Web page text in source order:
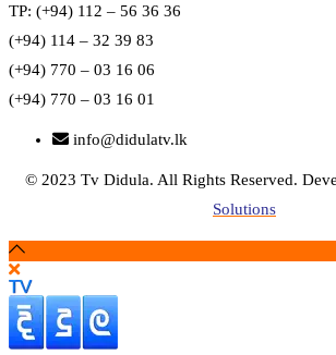
TP: (+94) 112 – 56 36 36
(+94) 114 – 32 39 83
(+94) 770 – 03 16 06
(+94) 770 – 03 16 01
info@didulatv.lk
© 2023 Tv Didula. All Rights Reserved.
Solutions